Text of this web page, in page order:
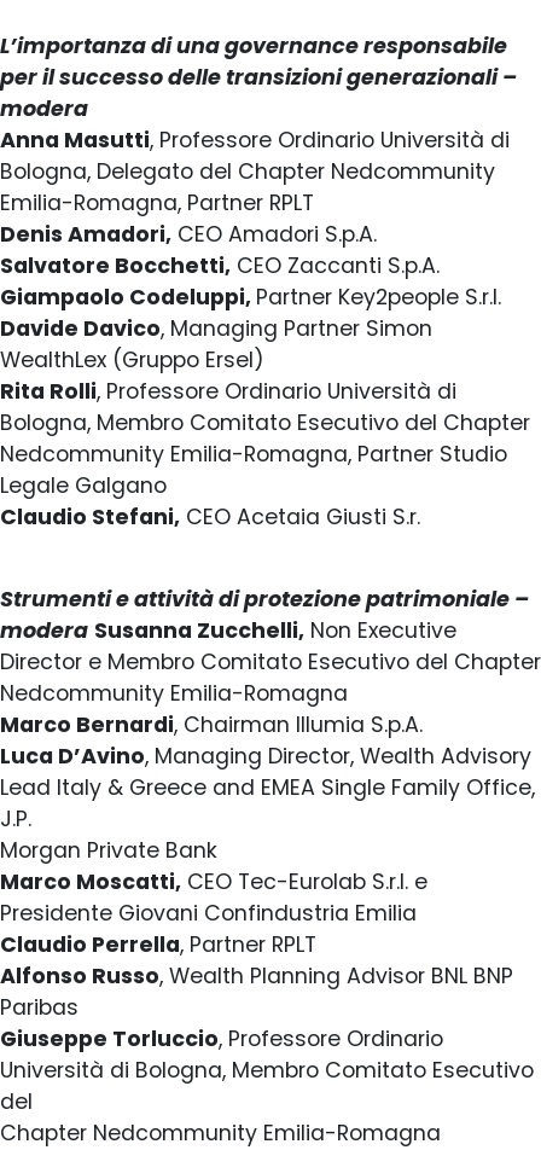
L’importanza di una governance responsabile
per il successo delle transizioni generazionali –
modera
Anna Masutti, Professore Ordinario Università di
Bologna, Delegato del Chapter Nedcommunity
Emilia-Romagna, Partner RPLT
Denis Amadori, CEO Amadori S.p.A.
Salvatore Bocchetti, CEO Zaccanti S.p.A.
Giampaolo Codeluppi, Partner Key2people S.r.l.
Davide Davico, Managing Partner Simon
WealthLex (Gruppo Ersel)
Rita Rolli, Professore Ordinario Università di
Bologna, Membro Comitato Esecutivo del Chapter
Nedcommunity Emilia-Romagna, Partner Studio
Legale Galgano
Claudio Stefani, CEO Acetaia Giusti S.r.
Strumenti e attività di protezione patrimoniale –
modera Susanna Zucchelli, Non Executive
Director e Membro Comitato Esecutivo del Chapter
Nedcommunity Emilia-Romagna
Marco Bernardi, Chairman Illumia S.p.A.
Luca D’Avino, Managing Director, Wealth Advisory
Lead Italy & Greece and EMEA Single Family Office,
J.P.
Morgan Private Bank
Marco Moscatti, CEO Tec-Eurolab S.r.l. e
Presidente Giovani Confindustria Emilia
Claudio Perrella, Partner RPLT
Alfonso Russo, Wealth Planning Advisor BNL BNP
Paribas
Giuseppe Torluccio, Professore Ordinario
Università di Bologna, Membro Comitato Esecutivo
del
Chapter Nedcommunity Emilia-Romagna